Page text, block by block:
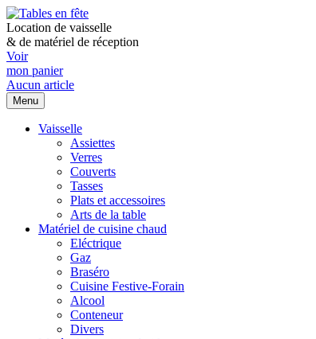
Location de vaisselle
& de matériel de réception
Voir
mon panier
Aucun article
Menu
Vaisselle
Assiettes
Verres
Couverts
Tasses
Plats et accessoires
Arts de la table
Matériel de cuisine chaud
Eléctrique
Gaz
Braséro
Cuisine Festive-Forain
Alcool
Conteneur
Divers